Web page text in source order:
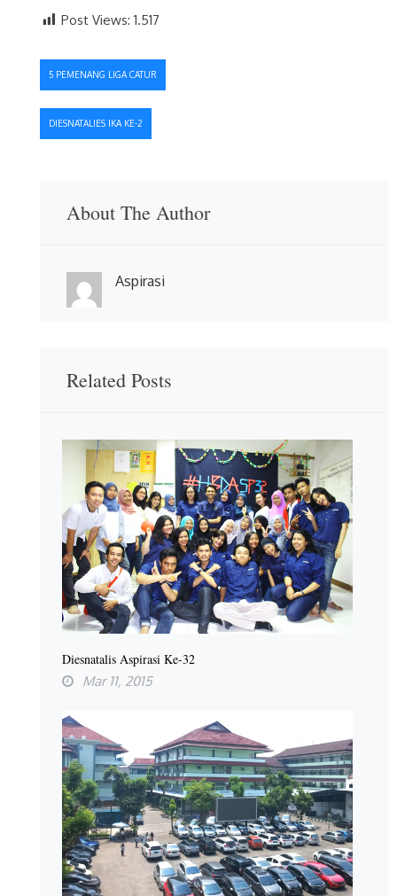
Post Views: 1.517
Navigasi
pos
5 PEMENANG LIGA CATUR
DIESNATALIES IKA KE-2
About The Author
Aspirasi
Related Posts
Diesnatalis Aspirasi Ke-32
Mar 11, 2015